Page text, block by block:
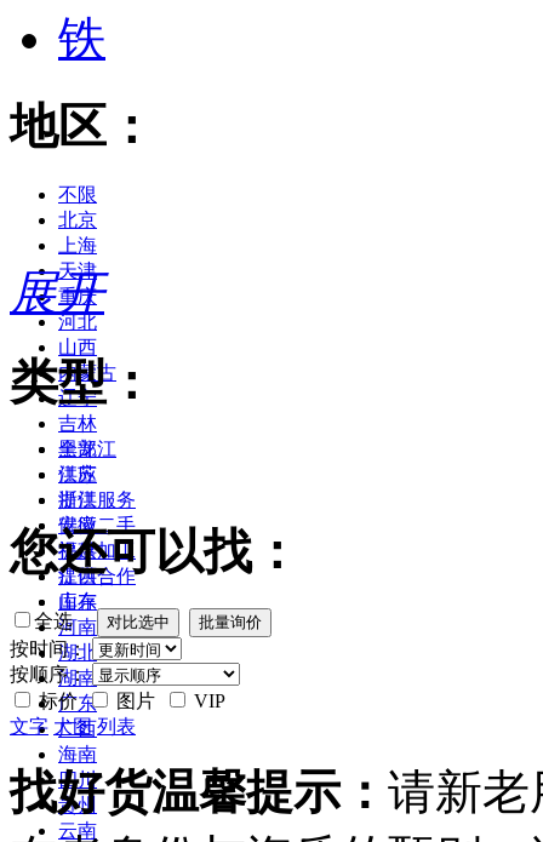
铁
地区：
不限
北京
上海
天津
重庆
河北
山西
内蒙古
辽宁
吉林
黑龙江
江苏
浙江
安徽
福建
江西
山东
河南
湖北
湖南
广东
广西
海南
四川
贵州
云南
展开
类型：
全部
供应
提供服务
供应二手
提供加工
提供合作
库存
您还可以找：
全选
按时间：
按顺序：
标价
图片
VIP
文字 大图 列表
找好货温馨提示： 请新老